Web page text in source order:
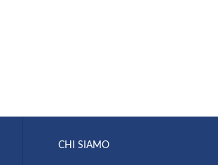
CHI SIAMO